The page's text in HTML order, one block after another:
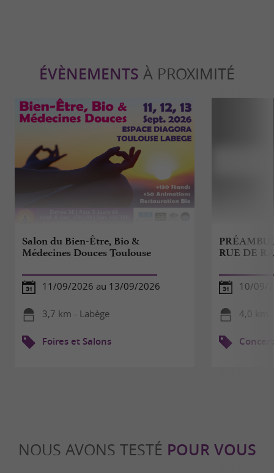
ÉVÈNEMENTS À PROXIMITÉ
Salon du Bien-Être, Bio &
Médecines Douces Toulouse
11/09/2026 au 13/09/2026
3,7 km - Labège
Foires et Salons
RUE DE
10/09/
4,0 km
NOUS AVONS TESTÉ POUR VOUS